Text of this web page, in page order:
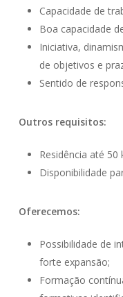
Capacidade de
Boa capacidade
Iniciativa,
de objetivos e
Sentido de
Outros requisitos:
Residência até 50
Disponibilidade
Oferecemos:
Possibilidade de
forte expansão;
Formação